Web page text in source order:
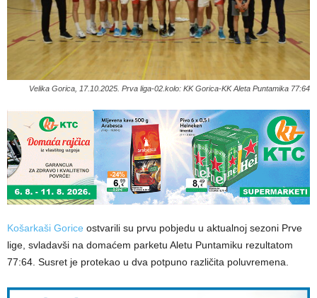
Velika Gorica, 17.10.2025. Prva liga-02.kolo: KK Gorica-KK Aleta Puntamika 77:64
Košarkaši Gorice ostvarili su prvu pobjedu u aktualnoj sezoni Prve
lige, svladavši na domaćem parketu Aletu Puntamiku rezultatom
77:64. Susret je protekao u dva potpuno različita poluvremena.